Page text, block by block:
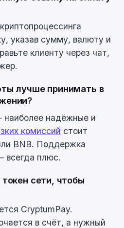
указав сумму, валюту и
клиенту через чат,
лучше принимать в
наиболее надёжные и
комиссий стоит
BNB. Поддержка
всегда плюс.
сети, чтобы
CryptumPay.
в счёт, а нужный